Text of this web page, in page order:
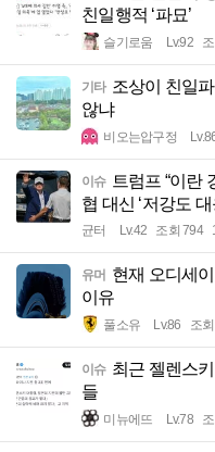
친일행적 ‘파묘’
슬기로움 Lv.92
기타 조상이 친일
않냐
비오는압구정
이슈
트럼프 “이란
협 대신 ‘저강도 대
균터 Lv.42 조회 794
유머 현재 오디세
이유
풀소유 Lv.86 조
이슈 최근 젤렌스
들
미뉴에뜨 Lv.78